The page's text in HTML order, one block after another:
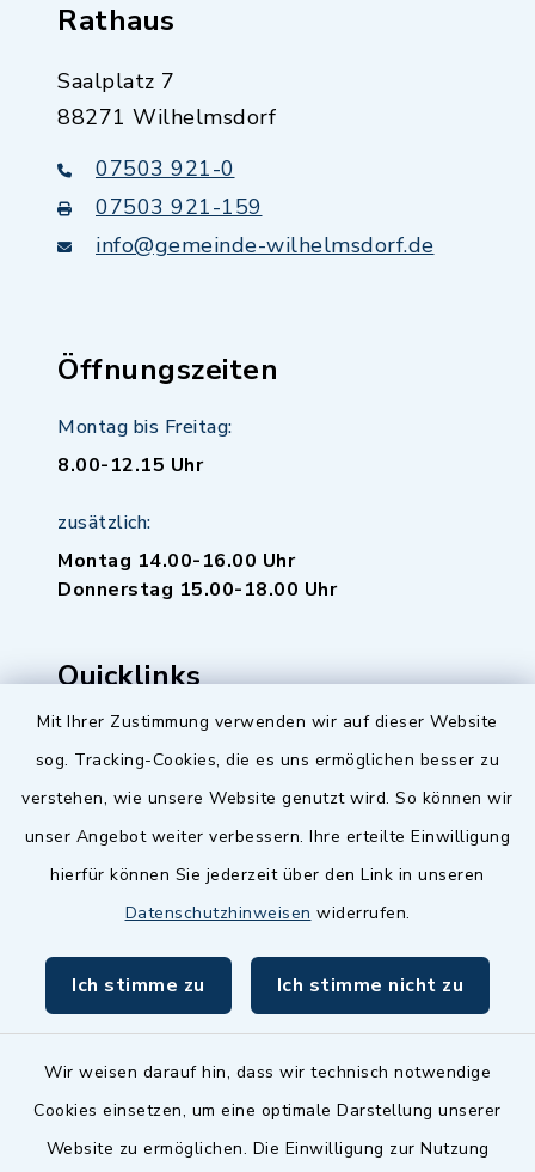
Mit Ihrer Zustimmung verwenden wir auf dieser Website
sog. Tracking-Cookies, die es uns ermöglichen besser zu
verstehen, wie unsere Website genutzt wird. So können wir
unser Angebot weiter verbessern. Ihre erteilte Einwilligung
hierfür können Sie jederzeit über den Link in unseren
Datenschutzhinweisen widerrufen.
Ich stimme zu Ich stimme nicht zu
Wir weisen darauf hin, dass wir technisch notwendige
Cookies einsetzen, um eine optimale Darstellung unserer
Website zu ermöglichen. Die Einwilligung zur Nutzung
Rathaus
Saalplatz 7
88271 Wilhelmsdorf
07503 921-0
07503 921-159
info@gemeinde-wilhelmsdorf.de
Öffnungszeiten
Montag bis Freitag:
8.00-12.15 Uhr
zusätzlich:
Montag 14.00-16.00 Uhr
Donnerstag 15.00-18.00 Uhr
Quicklinks
Baupilot
Serviceportal Baden-Württemberg
Website in Leichter Sprache